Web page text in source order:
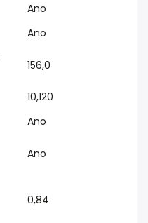
Ano
Ano
156,0
10,120
Ano
Ano
0,84